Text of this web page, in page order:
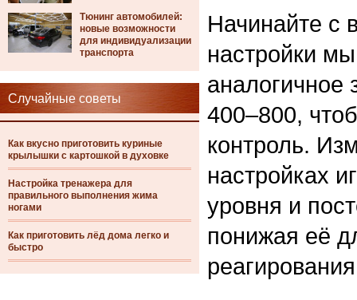
Тюнинг автомобилей:
новые возможности
для индивидуализации
транспорта
Случайные советы
Как вкусно приготовить куриные
крылышки с картошкой в духовке
Настройка тренажера для
правильного выполнения жима
ногами
Как приготовить лёд дома легко и
быстро
Начинайте с
настройки
аналогичное
400–800,
контроль.
настройках
уровня и
понижая её